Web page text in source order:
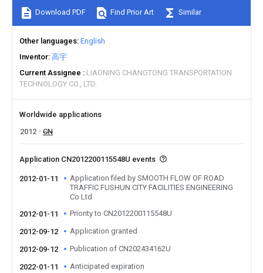
Download PDF Find Prior Art Similar
Other languages English
Inventor 高宇
Current Assignee
LIAONING CHANGTONG TRANSPORTATION
TECHNOLOGY CO., LTD.
Worldwide applications
2012
CN
Application CN2012200115548U events
2012-01-11
Application filed by SMOOTH FLOW OF ROAD
TRAFFIC FUSHUN CITY FACILITIES ENGINEERING
Co Ltd
2012-01-11
Priority to CN2012200115548U
2012-09-12 Application granted
2012-09-12 Publication of CN202434162U
2022-01-11 Anticipated expiration